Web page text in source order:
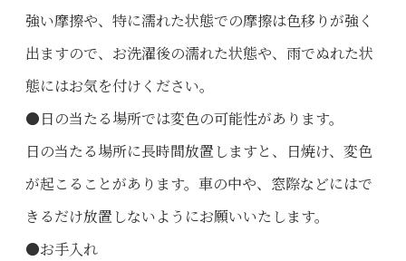
強い摩擦や、特に濡れた状態での摩擦は色移りが強く
出ますので、お洗濯後の濡れた状態や、雨でぬれた状
態にはお気を付けください。
●日の当たる場所では変色の可能性があります。
日の当たる場所に長時間放置しますと、日焼け、変色
が起こることがあります。車の中や、窓際などにはで
きるだけ放置しないようにお願いいたします。
●お手入れ